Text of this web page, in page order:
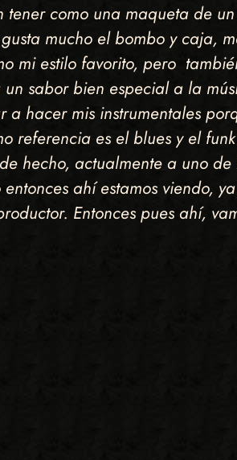
tener como una maqueta de
mucho el bombo y caja,
mi estilo favorito, pero
sabor bien especial a la
hacer mis instrumentales
referencia es el blues y el
hecho, actualmente a uno de
ahí estamos viendo,
Entonces pues ahí,